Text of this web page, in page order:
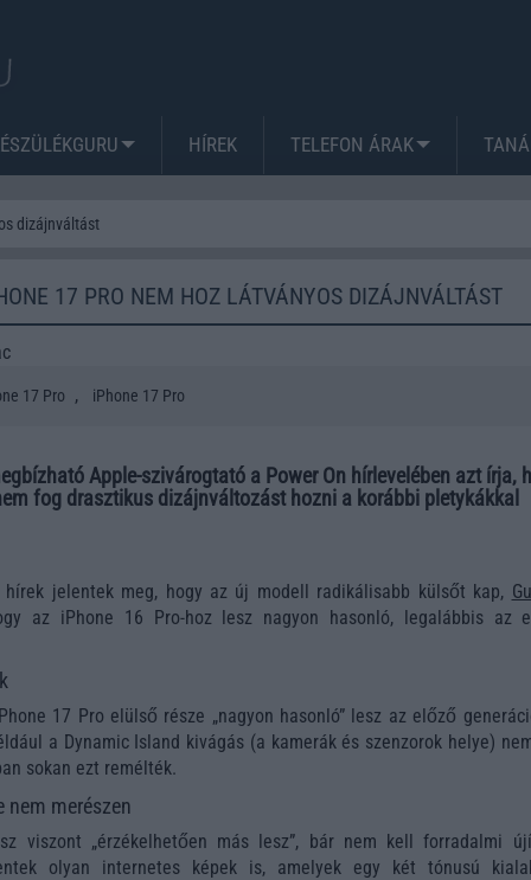
HÍREK TELEFON ÁRAK
dizájnváltást
17 PRO NEM HOZ LÁTVÁNYOS DIZÁJNVÁLTÁST
17 Pro , iPhone 17 Pro
Apple-szivárogtató a Power On hírlevelében azt írja,
fog drasztikus dizájnváltozást hozni a korábbi pletykákkal
hírek jelentek meg, hogy az új modell radikálisabb külsőt kap,
az iPhone 16 Pro-hoz lesz nagyon hasonló, legalábbis az
17 Pro elülső része „nagyon hasonló” lesz az előző
a Dynamic Island kivágás (a kamerák és szenzorok helye)
sokan ezt remélték.
nem merészen
viszont „érzékelhetően más lesz”, bár nem kell forradalmi
olyan internetes képek is, amelyek egy két tónusú